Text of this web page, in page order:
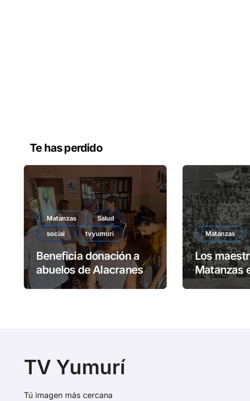
Te has perdido
Matanzas
Salud
social
tvyumuri
Beneficia donación a
abuelos de Alacranes
Matanzas
Los
Matanzas
TV Yumurí
Tú imagen más cercana